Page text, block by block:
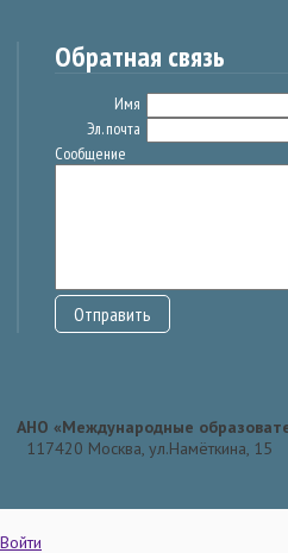
Обратная связь
Имя
Эл. почта
Сообщение
АНО «Международные
117420 Москва, ул.Намёткина,
Войти